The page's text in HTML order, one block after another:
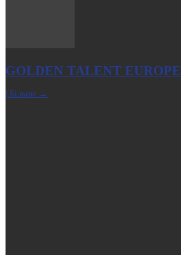
GOLDEN TALENT EUROPE
| Більше →